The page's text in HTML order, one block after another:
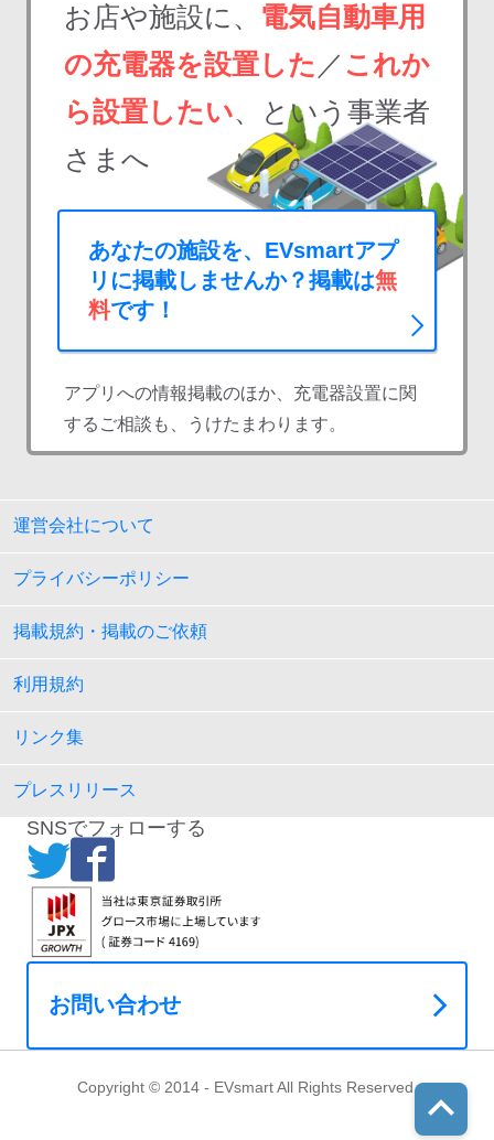
お店や施設に、 電気自動車用
の充電器を設置した ／ これか
ら設置したい、という事業者
さまへ
あなたの施設を、EVsmartアプ
リに掲載しませんか？掲載は無
料です！
アプリへの情報掲載のほか、充電器設置に関
するご相談も、うけたまわります。
運営会社について
プライバシーポリシー
掲載規約・掲載のご依頼
利用規約
リンク集
プレスリリース
SNSでフォローする
お問い合わせ
Copyright © 2014 - EVsmart All Rights Reserved.